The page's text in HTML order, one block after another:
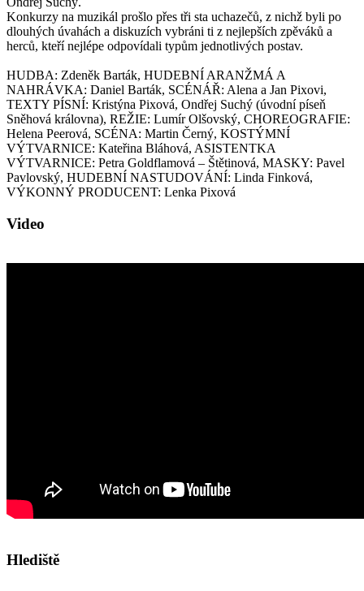
Konkurzy na muzikál prošlo přes tři sta uchazečů, z nichž byli po
dlouhých úvahách a diskuzích vybráni ti z nejlepších zpěváků a
herců, kteří nejlépe odpovídali typům jednotlivých postav.
HUDBA: Zdeněk Barták, HUDEBNÍ ARANŽMÁ A
NAHRÁVKA: Daniel Barták, SCÉNÁŘ: Alena a Jan Pixovi,
TEXTY PÍSNÍ: Kristýna Pixová, Ondřej Suchý (úvodní píseň
Sněhová královna), REŽIE: Lumír Olšovský, CHOREOGRAFIE:
Helena Peerová, SCÉNA: Martin Černý, KOSTÝMNÍ
VÝTVARNICE: Kateřina Bláhová, ASISTENTKA
VÝTVARNICE: Petra Goldflamová – Štětinová, MASKY: Pavel
Pavlovský, HUDEBNÍ NASTUDOVÁNÍ: Linda Finková,
VÝKONNÝ PRODUCENT: Lenka Pixová
Video
Hlediště